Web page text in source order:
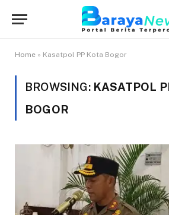
Home » Kasatpol PP Kota Bogor
BROWSING: KASATPOL
BOGOR